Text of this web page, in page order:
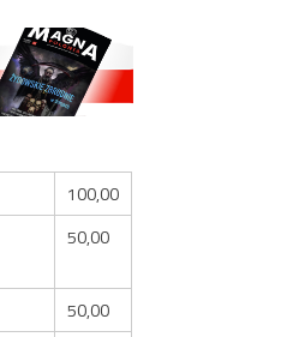
100,00
50,00
50,00